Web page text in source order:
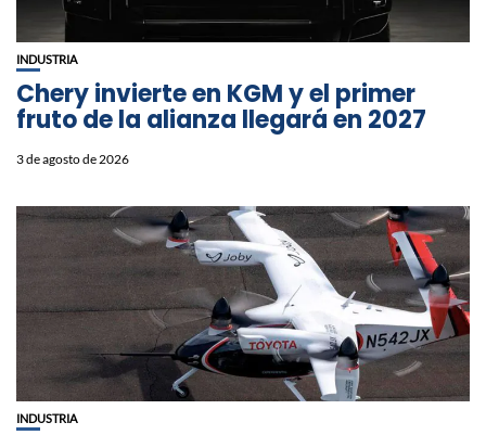
INDUSTRIA
Chery invierte en KGM y el primer
fruto de la alianza llegará en 2027
3 de agosto de 2026
INDUSTRIA